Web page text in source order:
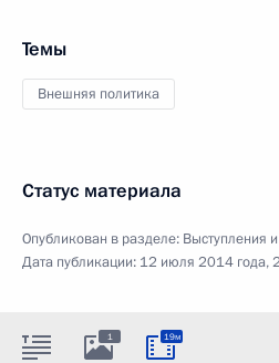
Темы
Внешняя политика
Статус материала
Опубликован в разделе: Выступления
Дата публикации: 12 июля 2014 года,
1 19м